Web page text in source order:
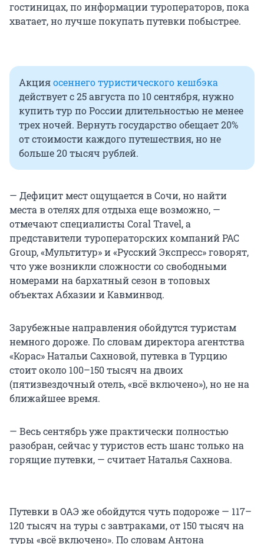
гостиницах, по информации туроператоров, пока
хватает, но лучше покупать путевки побыстрее.
Акцияосеннего туристического кешбэка
действует с 25 августа по 10 сентября, нужно
купить тур по России длительностью не менее
трех ночей. Вернуть государство обещает 20%
от стоимости каждого путешествия, но не
больше 20 тысяч рублей.
— Дефицит мест ощущается в Сочи, но найти
места в отелях для отдыха еще возможно, —
отмечают специалисты Coral Travel, а
представители туроператорских компаний PAC
Group, «Мультитур» и «Русский Экспресс» говорят,
что уже возникли сложности со свободными
номерами на бархатный сезон в топовых
объектах Абхазии и Кавминвод.
Зарубежные направления обойдутся туристам
немного дороже. По словам директора агентства
«Корас» Натальи Сахновой, путевка в Турцию
стоит около 100–150 тысяч на двоих
(пятизвездочный отель, «всё включено»), но не на
ближайшее время.
— Весь сентябрь уже практически полностью
разобран, сейчас у туристов есть шанс только на
горящие путевки, — считает Наталья Сахнова.
Путевки в ОАЭ же обойдутся чуть подороже — 117–
120 тысяч на туры с завтраками, от 150 тысяч на
туры «всё включено». По словам Антона